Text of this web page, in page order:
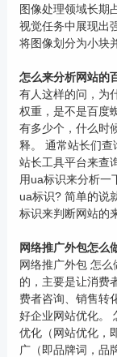
图像处理领域长期
视觉任务中展现出
将图像划分为小块
怎么来分析网站的
有人这样的问，为
权重，是不是百度
有多少个，什么时
释。 通常站长们查
站长工具平台来查
用ua标识来分析一
ua标识? 简单的说
标识来判断网站的
网络推广外包怎么
网络推广外包 怎么
的，主要是让消费
费者咨询、销售转
好企业网站优化。
优化（网站优化，
广（即品牌词，品